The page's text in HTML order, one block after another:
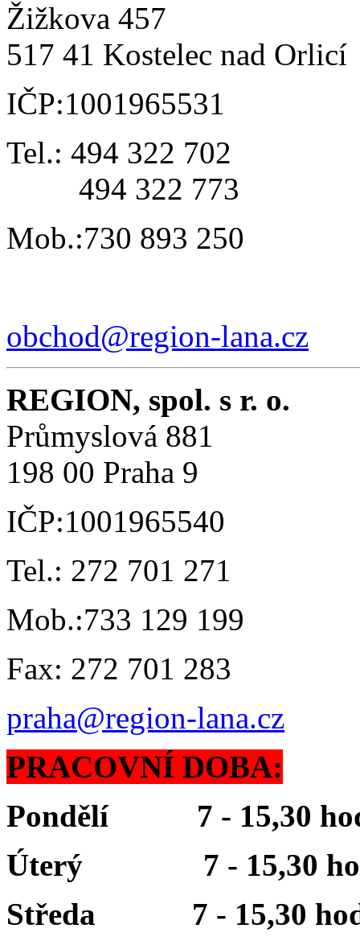
Žižkova 457
517 41 Kostelec nad Orlicí
IČP:1001965531
Tel.: 494 322 702
494 322 773
Mob.:730 893 250
obchod@region-lana.cz
REGION, spol. s r. o.
Průmyslová 881
198 00 Praha 9
IČP:1001965540
Tel.: 272 701 271
Mob.:733 129 199
Fax: 272 701 283
praha@region-lana.cz
PRACOVNÍ DOBA:
Pondělí 7 - 15,30
Úterý 7 - 15,30
Středa 7 - 15,30